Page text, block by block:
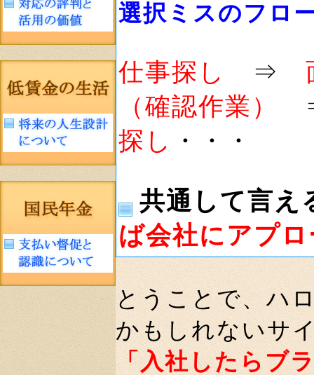
選択ミスのフロ
仕事探し ⇒
（確認作業）
探し ・・・
共通して言
ば会社にアプ
とうことで、ハ
かもしれないサ
「入社したらブ